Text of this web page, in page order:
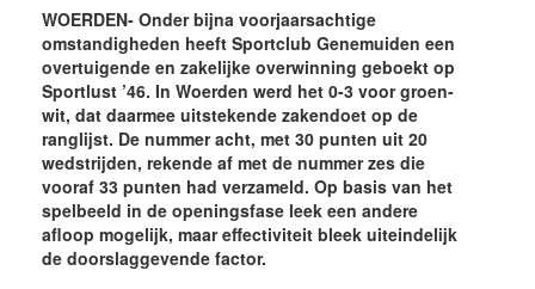
WOERDEN- Onder bijna voorjaarsachtige
omstandigheden heeft Sportclub Genemuiden een
overtuigende en zakelijke overwinning geboekt op
Sportlust ’46. In Woerden werd het 0-3 voor groen-
wit, dat daarmee uitstekende zakendoet op de
ranglijst. De nummer acht, met 30 punten uit 20
wedstrijden, rekende af met de nummer zes die
vooraf 33 punten had verzameld. Op basis van het
spelbeeld in de openingsfase leek een andere
afloop mogelijk, maar effectiviteit bleek uiteindelijk
de doorslaggevende factor.